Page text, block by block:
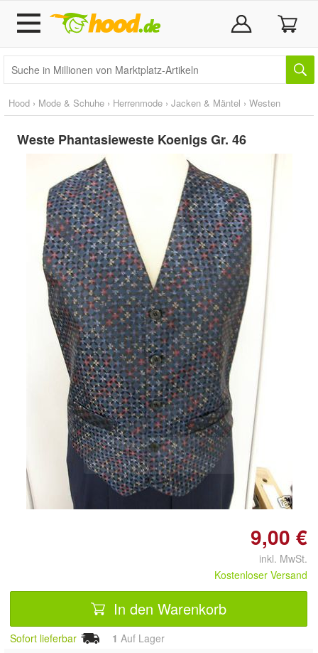
Hood › Mode & Schuhe › Herrenmode › Jacken & Mäntel › Westen
Weste Phantasieweste Koenigs Gr. 46
Doppelt antippen zum
vergrößern
9,00 €
inkl. MwSt.
Kostenloser Versand
In den Warenkorb
Sofort lieferbar 1 Auf Lager